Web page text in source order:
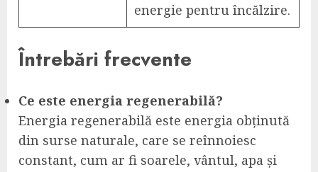
energie pentru încălzire.
Întrebări frecvente
Ce este energia regenerabilă?
Energia regenerabilă este energia obținută
din surse naturale, care se reînnoiesc
constant, cum ar fi soarele, vântul, apa și